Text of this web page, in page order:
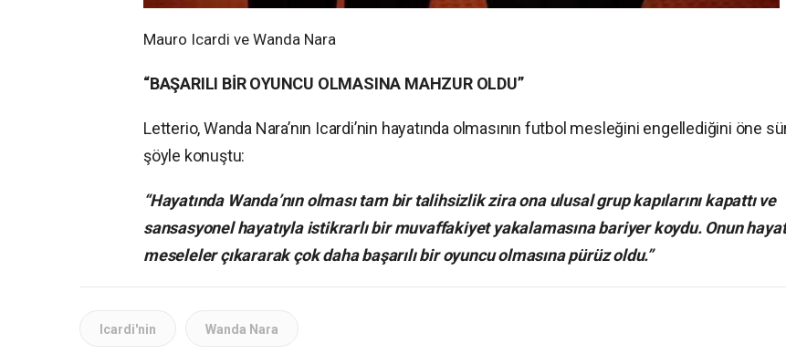
Mauro Icardi ve Wanda Nara
“BAŞARILI BİR OYUNCU OLMASINA MAHZUR OLDU”
Letterio, Wanda Nara’nın Icardi’nin hayatında olmasının futbol mesleğini engellediğini öne
şöyle konuştu:
“Hayatında Wanda’nın olması tam bir talihsizlik zira ona ulusal grup kapılarını kapattı ve
sansasyonel hayatıyla istikrarlı bir muvaffakiyet yakalamasına bariyer koydu. Onun
meseleler çıkararak çok daha başarılı bir oyuncu olmasına pürüz oldu.”
Icardi'nin Wanda Nara